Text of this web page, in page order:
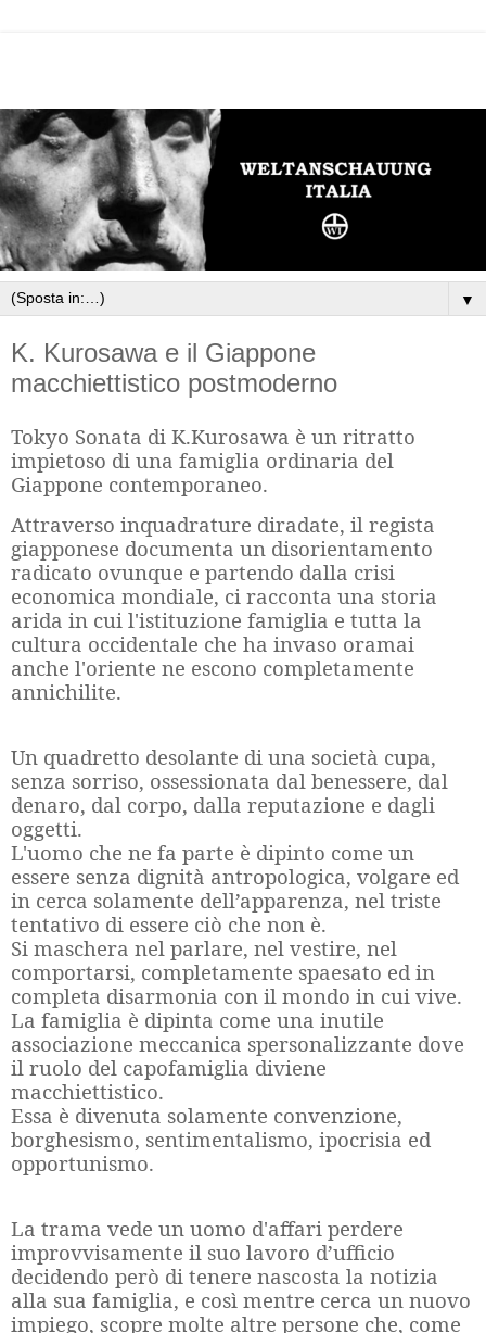
▼
K. Kurosawa e il Giappone
macchiettistico postmoderno
Tokyo Sonata di K.Kurosawa è un ritratto
impietoso di una famiglia ordinaria del
Giappone contemporaneo.
Attraverso inquadrature diradate, il regista
giapponese documenta un disorientamento
radicato ovunque e partendo dalla crisi
economica mondiale, ci racconta una storia
arida in cui l'istituzione famiglia e tutta la
cultura occidentale che ha invaso oramai
anche l'oriente ne escono completamente
annichilite.
Un quadretto desolante di una società cupa,
senza sorriso, ossessionata dal benessere, dal
denaro, dal corpo, dalla reputazione e dagli
oggetti.
L'uomo che ne fa parte è dipinto come un
essere senza dignità antropologica, volgare ed
in cerca solamente dell’apparenza, nel triste
tentativo di essere ciò che non è.
Si maschera nel parlare, nel vestire, nel
comportarsi, completamente spaesato ed in
completa disarmonia con il mondo in cui vive.
La famiglia è dipinta come una inutile
associazione meccanica spersonalizzante dove
il ruolo del capofamiglia diviene
macchiettistico.
Essa è divenuta solamente convenzione,
borghesismo, sentimentalismo, ipocrisia ed
opportunismo.
La trama vede un uomo d'affari perdere
improvvisamente il suo lavoro d’ufficio
decidendo però di tenere nascosta la notizia
alla sua famiglia, e così mentre cerca un nuovo
impiego, scopre molte altre persone che, come